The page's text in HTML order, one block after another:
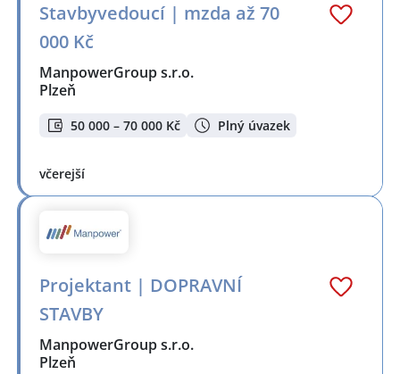
Stavbyvedoucí | mzda až 70
000 Kč
ManpowerGroup s.r.o.
Plzeň
50 000 – 70 000 Kč Plný úvazek
včerejší
Projektant | DOPRAVNÍ
STAVBY
ManpowerGroup s.r.o.
Plzeň